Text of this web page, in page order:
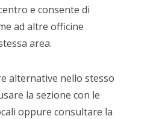
e consente di
ad altre officine
area.
alternative nello stesso
la sezione con le
oppure consultare la